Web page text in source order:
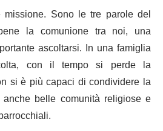
Sono le tre parole del
la comunione tra noi, una
ascoltarsi. In una famiglia
con il tempo si perde la
si è più capaci di condividere la
belle comunità religiose e